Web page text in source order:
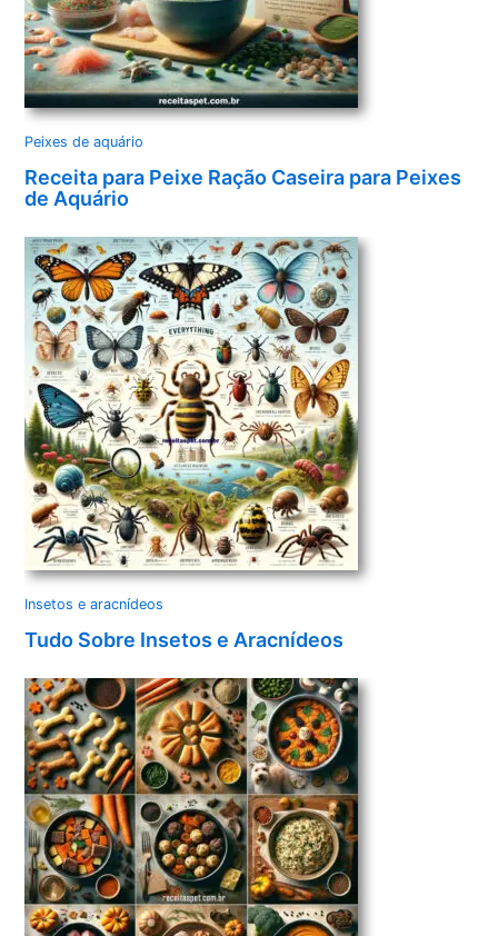
Peixes de aquário
Receita para Peixe Ração Caseira para Peixes
de Aquário
Insetos e aracnídeos
Tudo Sobre Insetos e Aracnídeos